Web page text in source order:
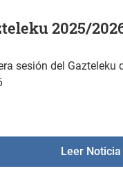
física en noviembre
2025/
sesión del Gazteleku
Leer Noticia